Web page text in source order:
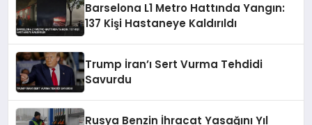
Barselona L1 Metro Hattında Yangın:
137 Kişi Hastaneye Kaldırıldı
Trump İran’ı Sert Vurma Tehdidi
Savurdu
Rusya Benzin İhracat Yasağını Yıl